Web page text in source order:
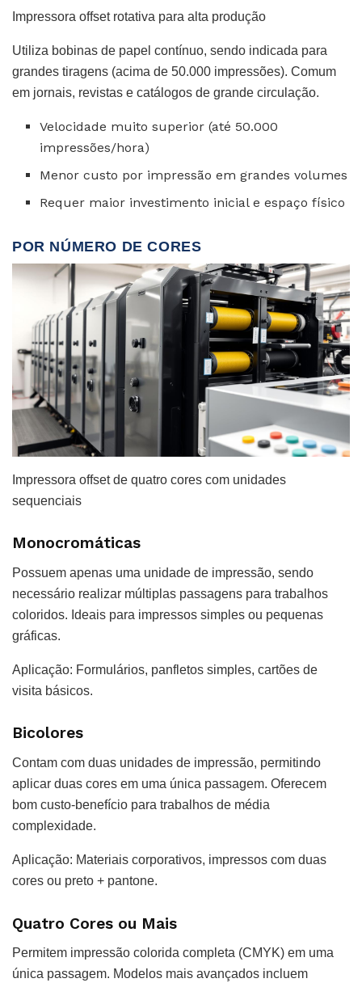
Impressora offset rotativa para alta produção
Utiliza bobinas de papel contínuo, sendo indicada para
grandes tiragens (acima de 50.000 impressões). Comum
em jornais, revistas e catálogos de grande circulação.
Velocidade muito superior (até 50.000
impressões/hora)
Menor custo por impressão em grandes volumes
Requer maior investimento inicial e espaço físico
POR NÚMERO DE CORES
Impressora offset de quatro cores com unidades
sequenciais
Monocromáticas
Possuem apenas uma unidade de impressão, sendo
necessário realizar múltiplas passagens para trabalhos
coloridos. Ideais para impressos simples ou pequenas
gráficas.
Aplicação: Formulários, panfletos simples, cartões de
visita básicos.
Bicolores
Contam com duas unidades de impressão, permitindo
aplicar duas cores em uma única passagem. Oferecem
bom custo-benefício para trabalhos de média
complexidade.
Aplicação: Materiais corporativos, impressos com duas
cores ou preto + pantone.
Quatro Cores ou Mais
Permitem impressão colorida completa (CMYK) em uma
única passagem. Modelos mais avançados incluem